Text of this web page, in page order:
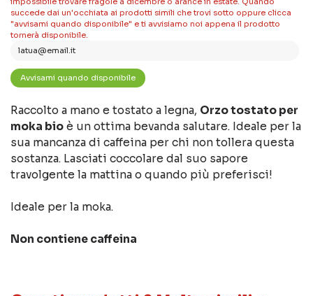
succede dai un'occhiata ai prodotti simili che trovi sotto oppure clicca
"avvisami quando disponibile" e ti avvisiamo noi appena il prodotto
tornerà disponibile.
Raccolto a mano e tostato a legna, Orzo tostato per
moka bio è un ottima bevanda salutare. Ideale per la
sua mancanza di caffeina per chi non tollera questa
sostanza. Lasciati coccolare dal suo sapore
travolgente la mattina o quando più preferisci!
Ideale per la moka.
Non contiene caffeina